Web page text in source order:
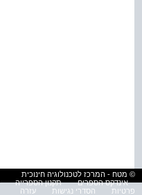
© מטח - המרכז לטכנולוגיה חינוכית
אינדקס הספרים
תקנון הספרייה
פרטיות
הסדרי נגישות עזרה